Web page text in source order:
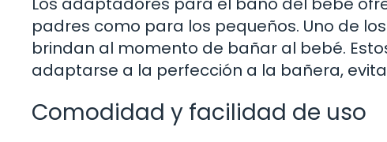
padres como para los pequeños. Uno de
brindan al momento de bañar al bebé.
adaptarse a la perfección a la bañera,
Comodidad y facilidad de uso